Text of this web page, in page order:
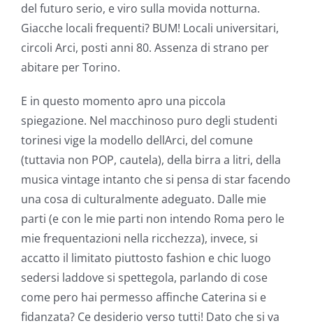
del futuro serio, e viro sulla movida notturna.
Giacche locali frequenti? BUM! Locali universitari,
circoli Arci, posti anni 80. Assenza di strano per
abitare per Torino.
E in questo momento apro una piccola
spiegazione. Nel macchinoso puro degli studenti
torinesi vige la modello dellArci, del comune
(tuttavia non POP, cautela), della birra a litri, della
musica vintage intanto che si pensa di star facendo
una cosa di culturalmente adeguato. Dalle mie
parti (e con le mie parti non intendo Roma pero le
mie frequentazioni nella ricchezza), invece, si
accatto il limitato piuttosto fashion e chic luogo
sedersi laddove si spettegola, parlando di cose
come pero hai permesso affinche Caterina si e
fidanzata? Ce desiderio verso tutti! Dato che si va